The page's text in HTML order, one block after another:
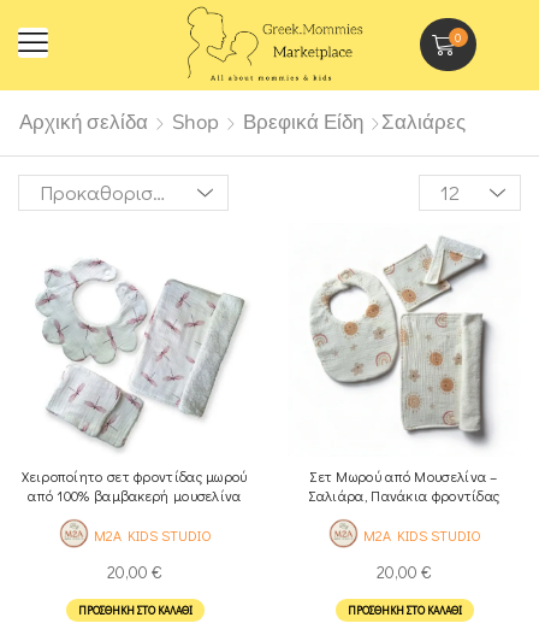
0
Αρχική σελίδα Shop Βρεφικά Είδη Σαλιάρες
Χειροποίητο σετ φροντίδας μωρού
από 100% βαμβακερή μουσελίνα
M2A KIDS STUDIO
20,00 €
ΠΡΟΣΘΉΚΗ ΣΤΟ ΚΑΛΆΘΙ
Σετ Μωρού από Μουσελίνα –
Σαλιάρα, Πανάκια φροντίδας
M2A KIDS STUDIO
20,00 €
ΠΡΟΣΘΉΚΗ ΣΤΟ ΚΑΛΆΘΙ